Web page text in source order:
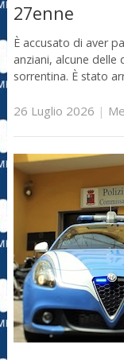
27enne
È accusato di aver
anziani, alcune delle
sorrentina. È stato
26 Luglio 2026 |